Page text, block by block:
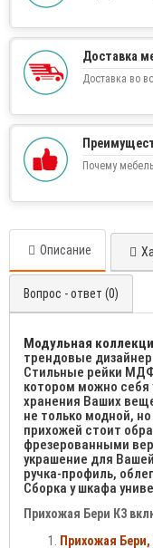
Доставка
Доставка во
Почему
Описание
Вопрос - ответ (0)
Модульная
трендовые
Стильные рейки
котором можно
хранения Ваших
не только модной,
прихожей стоит
фрезерованными
украшение для
ручка-профиль,
Сборка у шкафа
Прихожая Бери К3
Прихожая